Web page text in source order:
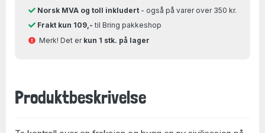
Norsk MVA og toll inkludert- også på varer over 350 kr.
Frakt kun 109,- til Bring pakkeshop
Merk! Det er kun 1 stk. på lager
Produktbeskrivelse